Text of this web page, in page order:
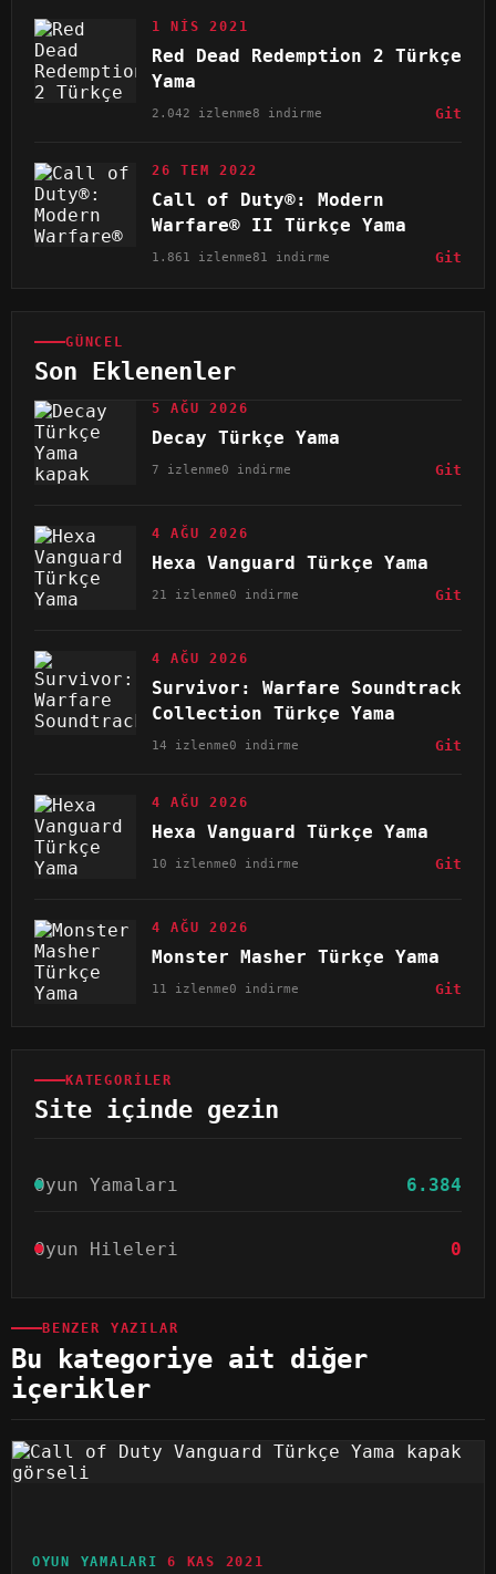
1 NIS 2021
Red Dead Redemption 2 Türkçe
Yama
2.042 izlenme8 indirme Git
26 TEM 2022
Call of Duty®: Modern
Warfare® II Türkçe Yama
1.861 izlenme81 indirme Git
GÜNCEL
Son Eklenenler
5 AĞU 2026
Decay Türkçe Yama
7 izlenme0 indirme Git
4 AĞU 2026
Hexa Vanguard Türkçe Yama
21 izlenme0 indirme Git
4 AĞU 2026
Survivor: Warfare Soundtrack
Collection Türkçe Yama
14 izlenme0 indirme Git
4 AĞU 2026
Hexa Vanguard Türkçe Yama
10 izlenme0 indirme Git
4 AĞU 2026
Monster Masher Türkçe Yama
11 izlenme0 indirme Git
KATEGORILER
Site içinde gezin
Oyun Yamaları 6.384
Oyun Hileleri 0
BENZER YAZILAR
Bu kategoriye ait diğer
içerikler
OYUN YAMALARI 6 KAS 2021